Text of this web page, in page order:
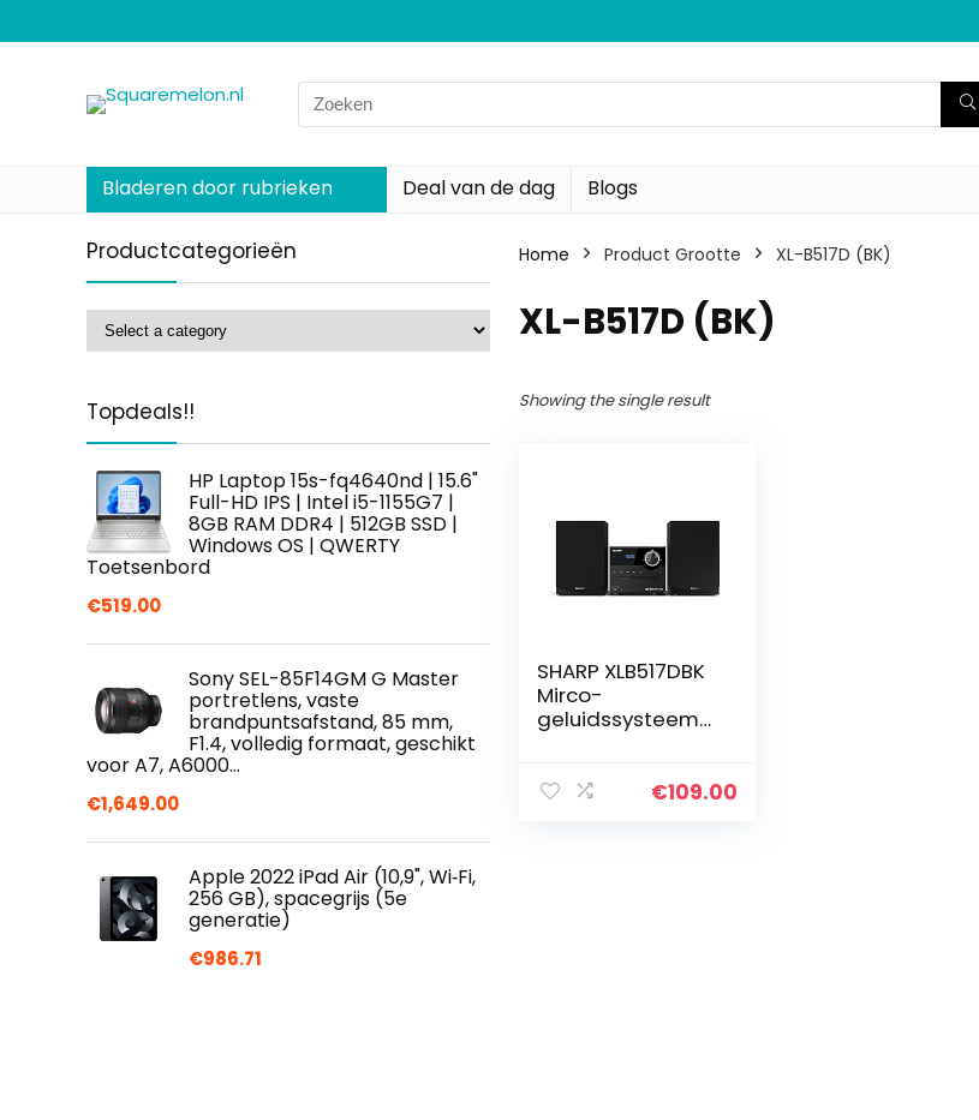
Search
for:
Bladeren door rubrieken Deal van de dag Blogs
Productcategorieën
Topdeals!!
HP Laptop 15s-fq4640nd | 15.6"
Full-HD IPS | Intel i5-1155G7 |
8GB RAM DDR4 | 512GB SSD |
Windows OS | QWERTY
Toetsenbord
€519.00
Sony SEL-85F14GM G Master
portretlens, vaste
brandpuntsafstand, 85 mm,
F1.4, volledig formaat, geschikt
voor A7, A6000…
€1,649.00
Apple 2022 iPad Air (10,9", Wi‑Fi,
256 GB), spacegrijs (5e
generatie)
€986.71
Home Product Grootte ‎XL-B517D (BK)
‎XL-B517D (BK)
Showing the single result
SHARP XLB517DBK
Mirco-
geluidssysteem
DAB+ en FM/FM-
€109.00